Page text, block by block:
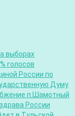
выборах
голосов
России по
Думу
п.Шамотный
России